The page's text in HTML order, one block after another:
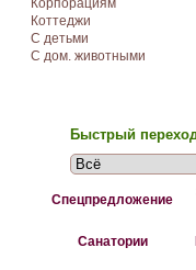
Корпорациям
Коттеджи
С детьми
С дом. животными
Быстрый
Спецпредложение
Санатории